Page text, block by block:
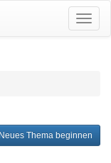
Neues Thema beginnen